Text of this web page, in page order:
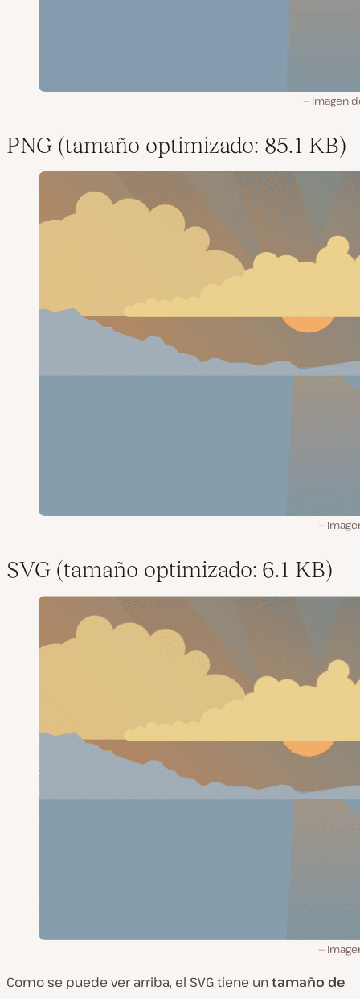
Imagen
PNG (tamaño optimizado: 85.1 KB)
SVG (tamaño optimizado: 6.1 KB)
Como se puede ver arriba, el SVG tiene untamaño de